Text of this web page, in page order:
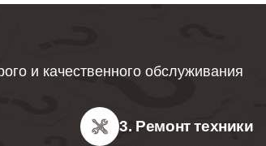
и качественного обслуживания
3. Ремонт техники